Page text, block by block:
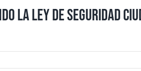
LA LEY DE SEGURIDAD